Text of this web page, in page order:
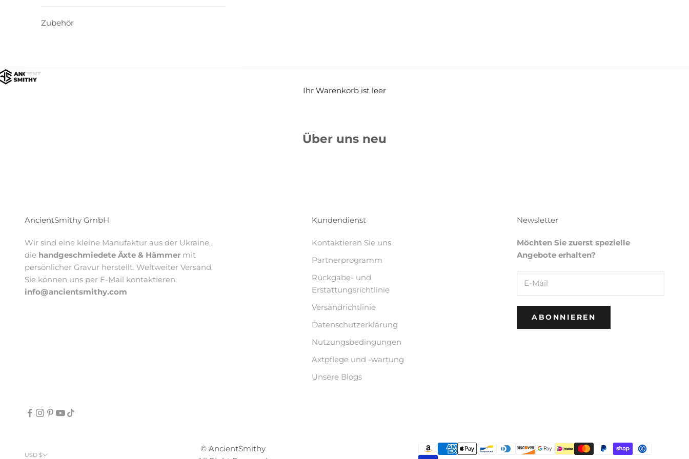
Zubehör
Ihr Warenkorb ist leer
Über uns neu
AncientSmithy GmbH
Wir sind eine kleine Manufaktur aus der Ukraine,
die handgeschmiedete Äxte & Hämmer mit
persönlicher Gravur herstellt. Weltweiter Versand.
Sie können uns per E-Mail kontaktieren:
info@ancientsmithy.com
Kundendienst
Kontaktieren Sie uns
Partnerprogramm
Rückgabe- und
Erstattungsrichtlinie
Versandrichtlinie
Datenschutzerklärung
Nutzungsbedingungen
Axtpflege und -wartung
Unsere Blogs
Newsletter
Möchten Sie zuerst spezielle
Angebote erhalten?
ABONNIEREN
USD $
© AncientSmithy